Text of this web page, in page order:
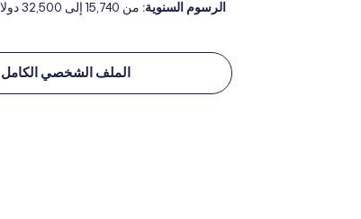
الرسوم السنوية: من 15,740 إلى 32,500 دولار أمريكي
الملف الشخصي الكامل